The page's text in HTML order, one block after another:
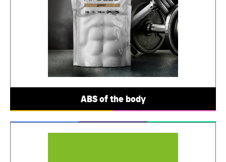
ABS of the body